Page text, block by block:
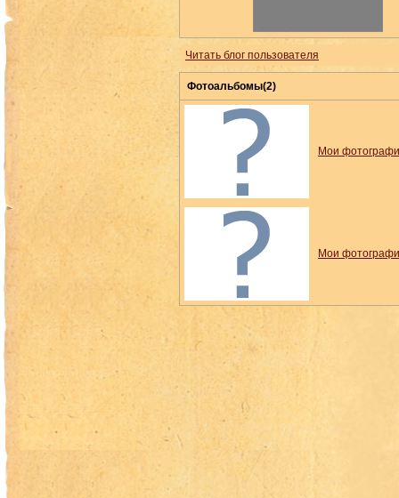
Читать блог пользователя
Фотоальбомы(2)
Мои
Мои